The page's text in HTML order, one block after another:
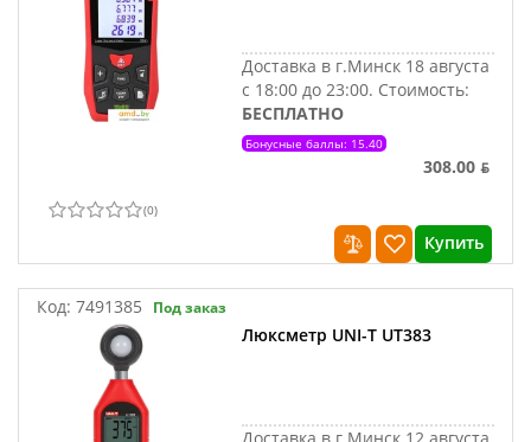
Доставка в г.Минск 18 августа
с 18:00 до 23:00. Стоимость:
БЕСПЛАТНО
Бонусные баллы: 15.40
308.00 ƃ
(0)
Купить
Код: 7491385 Под заказ
Люксметр UNI-T UT383